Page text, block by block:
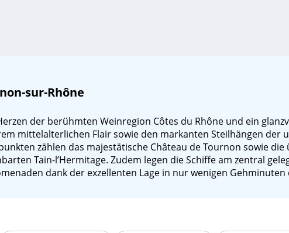
sur-Rhône
der berühmten Weinregion Côtes du Rhône und ein
mittelalterlichen Flair sowie den markanten Steilhängen der
zählen das majestätische Château de Tournon sowie
Tain-l’Hermitage. Zudem legen die Schiffe am zentral
dank der exzellenten Lage in nur wenigen